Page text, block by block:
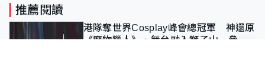
推薦閱讀
港隊奪世界Cosplay峰會總冠軍 神還原
《魔物獵人》、舞台融入獅子山 參賽